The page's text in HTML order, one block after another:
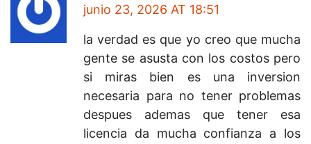
junio 23, 2026 AT 18:51
la verdad es que yo creo que mucha
gente se asusta con los costos pero
si miras bien es una inversion
necesaria para no tener problemas
despues ademas que tener esa
licencia da mucha confianza a los